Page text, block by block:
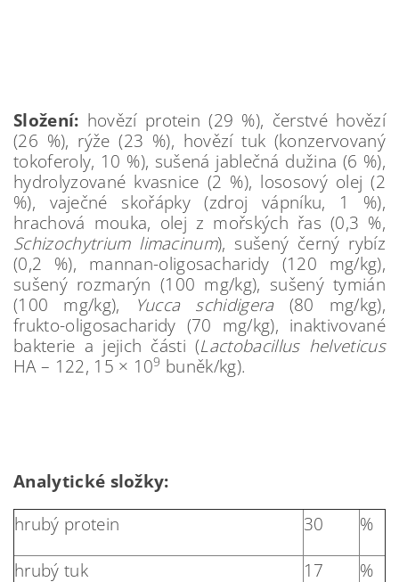
Složení: hovězí protein (29 %), čerstvé hovězí
(26 %), rýže (23 %), hovězí tuk (konzervovaný
tokoferoly, 10 %), sušená jablečná dužina (6 %),
hydrolyzované kvasnice (2 %), lososový olej (2
%), vaječné skořápky (zdroj vápníku, 1 %),
hrachová mouka, olej z mořských řas (0,3 %,
Schizochytrium limacinum), sušený černý rybíz
(0,2 %), mannan-oligosacharidy (120 mg/kg),
sušený rozmarýn (100 mg/kg), sušený tymián
(100 mg/kg),
Yucca schidigera(80 mg/kg),
frukto-oligosacharidy (70 mg/kg), inaktivované
bakterie a jejich části (Lactobacillus helveticus
HA – 122, 15 × 109 buněk/kg).
Analytické složky:
hrubý protein
30 %
hrubý tuk 17 %